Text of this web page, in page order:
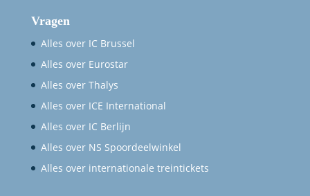
Vragen
Alles over IC Brussel
Alles over Eurostar
Alles over Thalys
Alles over ICE International
Alles over IC Berlijn
Alles over NS Spoordeelwinkel
Alles over internationale treintickets